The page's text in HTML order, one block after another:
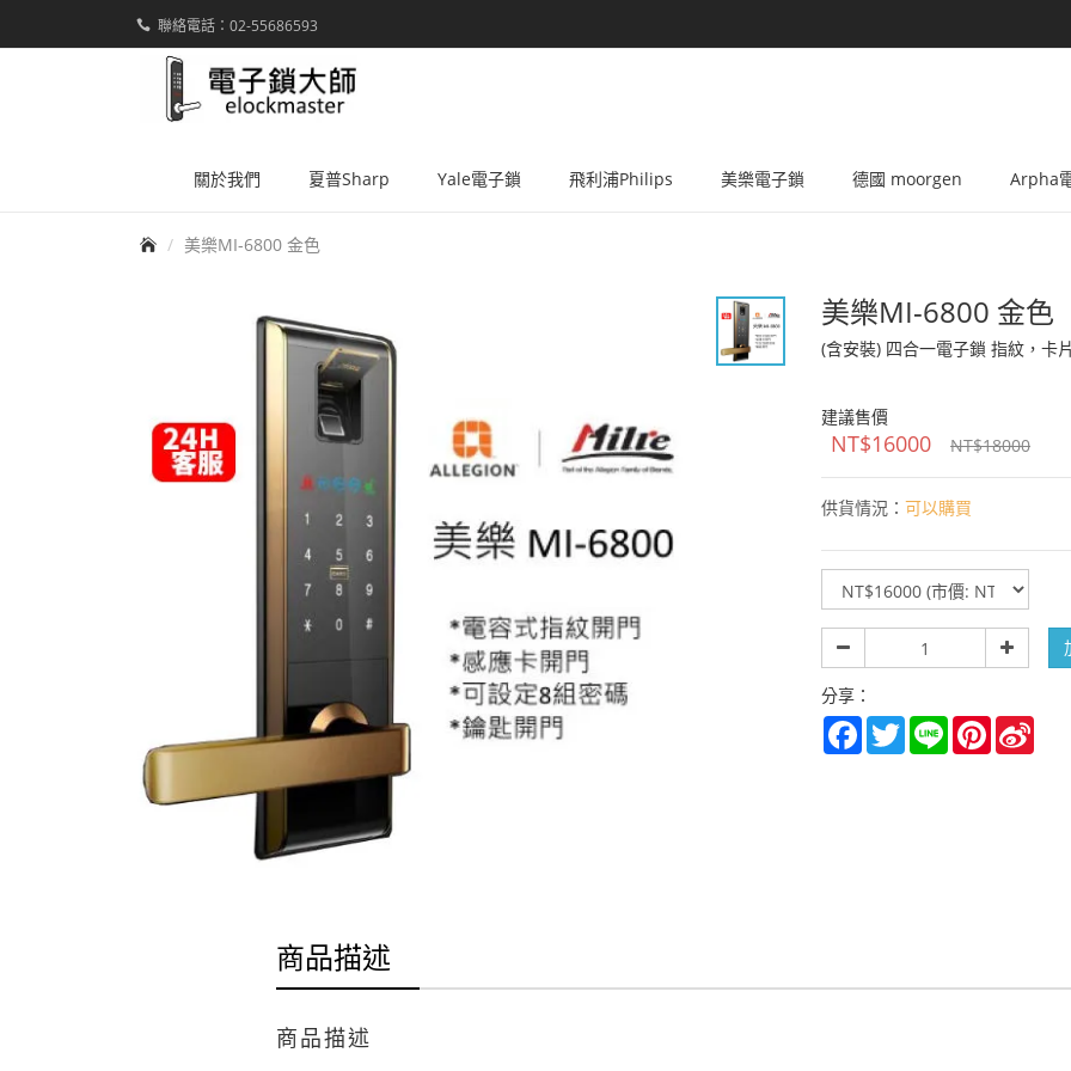
聯絡電話：02-55686593
elockmaster
關於我們 夏普Sharp Yale電子鎖 飛利浦Philips 美樂電子鎖 德國 moorgen Arpha
首頁 美樂MI-6800 金色
美樂MI-6800 金色
(含安裝) 四合一電子鎖 指紋，卡
建議售價
NT$16000 NT$18000
供貨情況： 可以購買
格
量
分享：
FacebookTwitterLine Pinterest
商品描述
商品描述